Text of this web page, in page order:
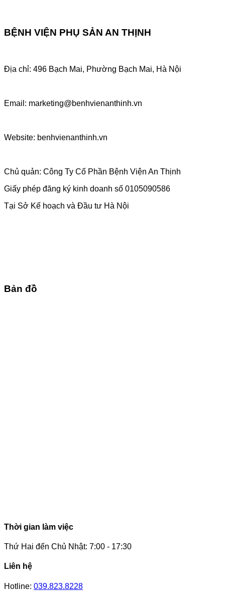
BỆNH VIỆN PHỤ SẢN AN THỊNH
Địa chỉ: 496 Bạch Mai, Phường Bạch Mai, Hà Nội
Email: marketing@benhvienanthinh.vn
Website: benhvienanthinh.vn
Chủ quản: Công Ty Cổ Phần Bệnh Viện An Thịnh
Giấy phép đăng ký kinh doanh số 0105090586
Tại Sở Kế hoạch và Đầu tư Hà Nội
Bản đồ
Thời gian làm việc
Thứ Hai đến Chủ Nhật: 7:00 - 17:30
Liên hệ
Hotline: 039.823.8228